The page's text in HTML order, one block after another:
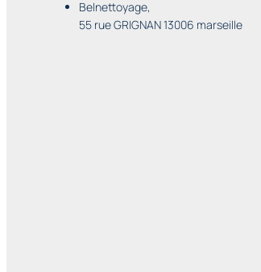
Belnettoyage,
55 rue GRIGNAN 13006 marseille